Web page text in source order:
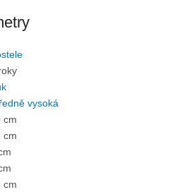
vysoká
cm
cm
cm